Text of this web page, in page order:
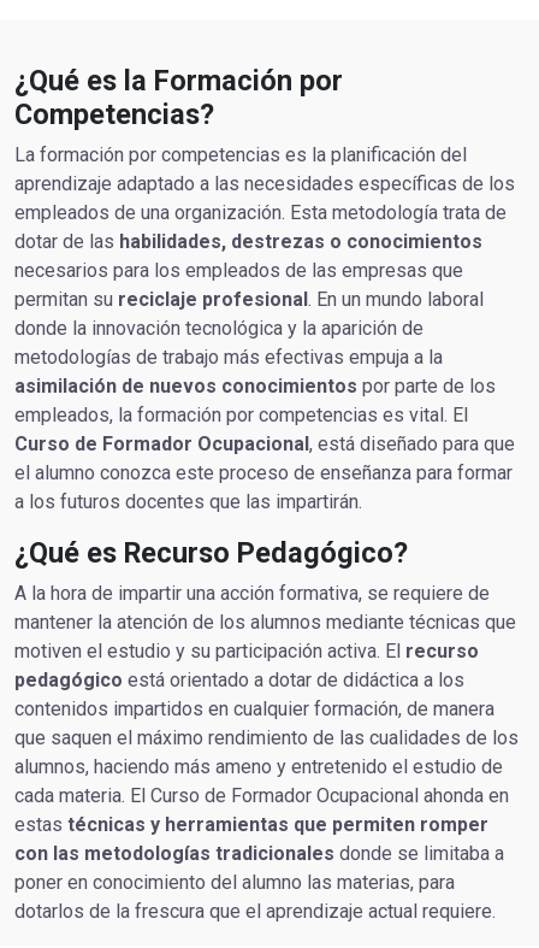
¿Qué es la Formación por
Competencias?
La formación por competencias es la planificación del
aprendizaje adaptado a las necesidades específicas de los
empleados de una organización. Esta metodología trata de
dotar de las habilidades, destrezas o conocimientos
necesarios para los empleados de las empresas que
permitan su reciclaje profesional. En un mundo laboral
donde la innovación tecnológica y la aparición de
metodologías de trabajo más efectivas empuja a la
asimilación de nuevos conocimientos por parte de los
empleados, la formación por competencias es vital. El
Curso de Formador Ocupacional, está diseñado para que
el alumno conozca este proceso de enseñanza para formar
a los futuros docentes que las impartirán.
¿Qué es Recurso Pedagógico?
A la hora de impartir una acción formativa, se requiere de
mantener la atención de los alumnos mediante técnicas que
motiven el estudio y su participación activa. El recurso
pedagógico está orientado a dotar de didáctica a los
contenidos impartidos en cualquier formación, de manera
que saquen el máximo rendimiento de las cualidades de los
alumnos, haciendo más ameno y entretenido el estudio de
cada materia. El Curso de Formador Ocupacional ahonda en
estas técnicas y herramientas que permiten romper
con las metodologías tradicionales donde se limitaba a
poner en conocimiento del alumno las materias, para
dotarlos de la frescura que el aprendizaje actual requiere.